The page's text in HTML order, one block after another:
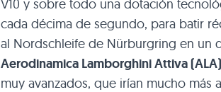
V10 y sobre todo una dotación
cada décima de segundo, para batir
al Nordschleife de Nürburgring en un
Aerodinamica Lamborghini Attiva (ALA)
muy avanzados, que irían mucho